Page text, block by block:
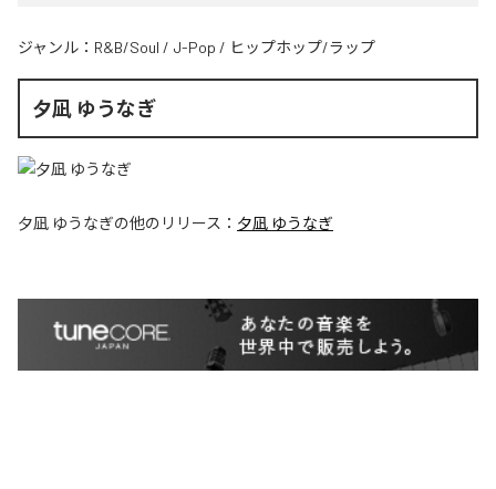
ジャンル： R&B/Soul / J-Pop / ヒップホップ/ラップ
夕凪 ゆうなぎ
夕凪 ゆうなぎの他のリリース： 夕凪 ゆうなぎ